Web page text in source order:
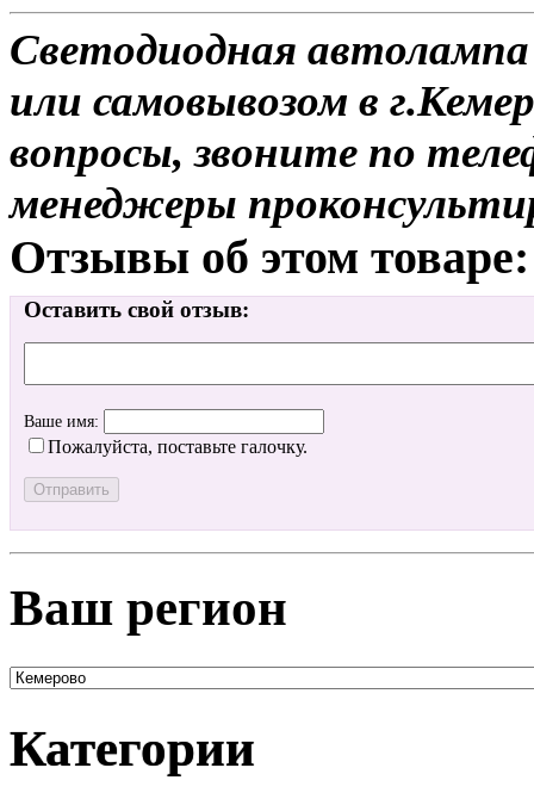
Светодиодная
или самовывозом в
вопросы, звоните по
менеджеры
Отзывы об этом товаре:
Оставить свой отзыв:
Ваше имя:
Пожалуйста, поставьте галочку.
Ваш регион
Категории